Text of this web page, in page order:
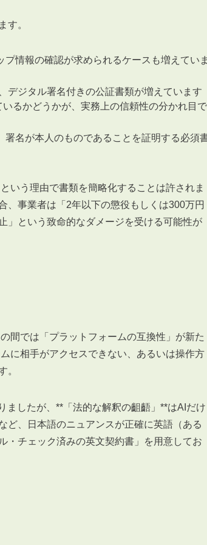
す。
情報の確認が求められるケースも増えてい
デジタル署名付きの公証書類が増えています
るかどうかが、実務上の信頼性の分かれ目で
署名が本人のものであることを証明する必須
いう理由で書類を簡略化することは許されま
、事業者は「2年以下の懲役もしくは300万円
」という致命的なダメージを受ける可能性が
間では「プラットフォームの互換性」が新た
に相手がアクセスできない、あるいは操作方
。
ましたが、**「法的な解釈の齟齬」**はAIだけ
ど、日本語のニュアンスが正確に英語（ある
・チェック済みの英文契約書」を用意してお